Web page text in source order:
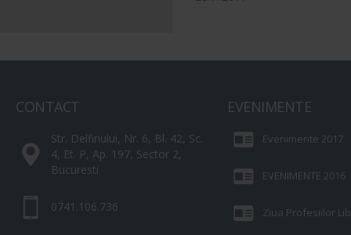
CONTACT
Str. Delfinului, Nr. 6, Bl. 42, Sc.
4, Et. P, Ap. 197, Sector 2,
Bucuresti
0741.106.736
EVENIMENTE
Evenimente 2017
EVENIMENTE 2016
Ziua Profesiilor